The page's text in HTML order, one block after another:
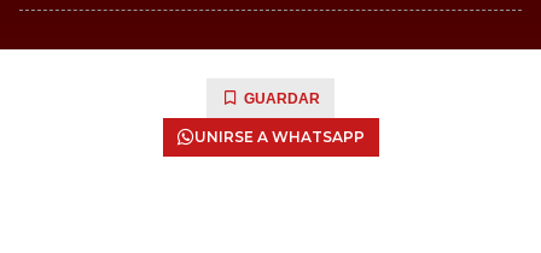
GUARDAR
UNIRSE A WHATSAPP